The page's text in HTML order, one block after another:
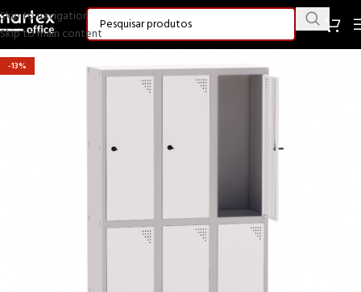
Skip to navigation
Skip to main content
-13%